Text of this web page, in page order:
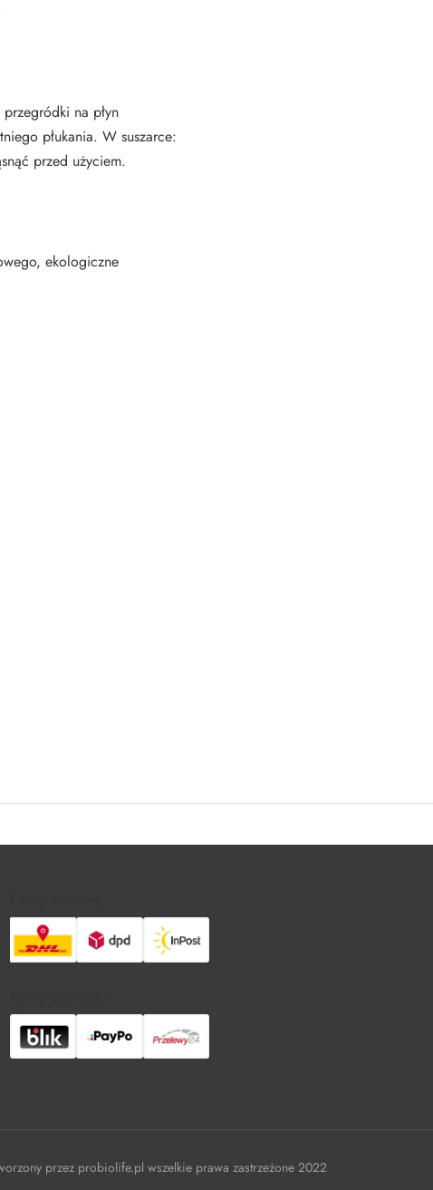
na płyn
płukania. W suszarce:
przed użyciem.
ekologiczne
przez probiolife.pl wszelkie prawa zastrzeżone 2022